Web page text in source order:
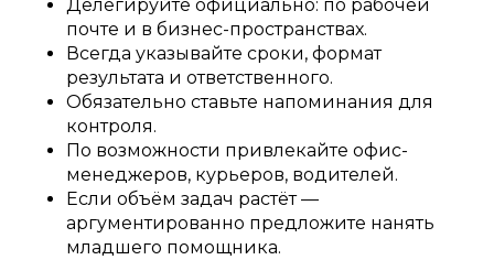
Делегируйте официально: по рабочей
почте и в бизнес-пространствах.
Всегда указывайте сроки, формат
результата и ответственного.
Обязательно ставьте напоминания для
контроля.
По возможности привлекайте офис-
менеджеров, курьеров, водителей.
Если объём задач растёт —
аргументированно предложите нанять
младшего помощника.